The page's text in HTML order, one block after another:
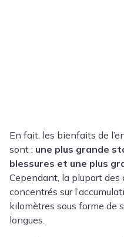
En fait, les bienfaits de
sont : une plus grande
blessures et une plus
Cependant, la plupart des
concentrés sur
kilomètres sous forme de
longues.